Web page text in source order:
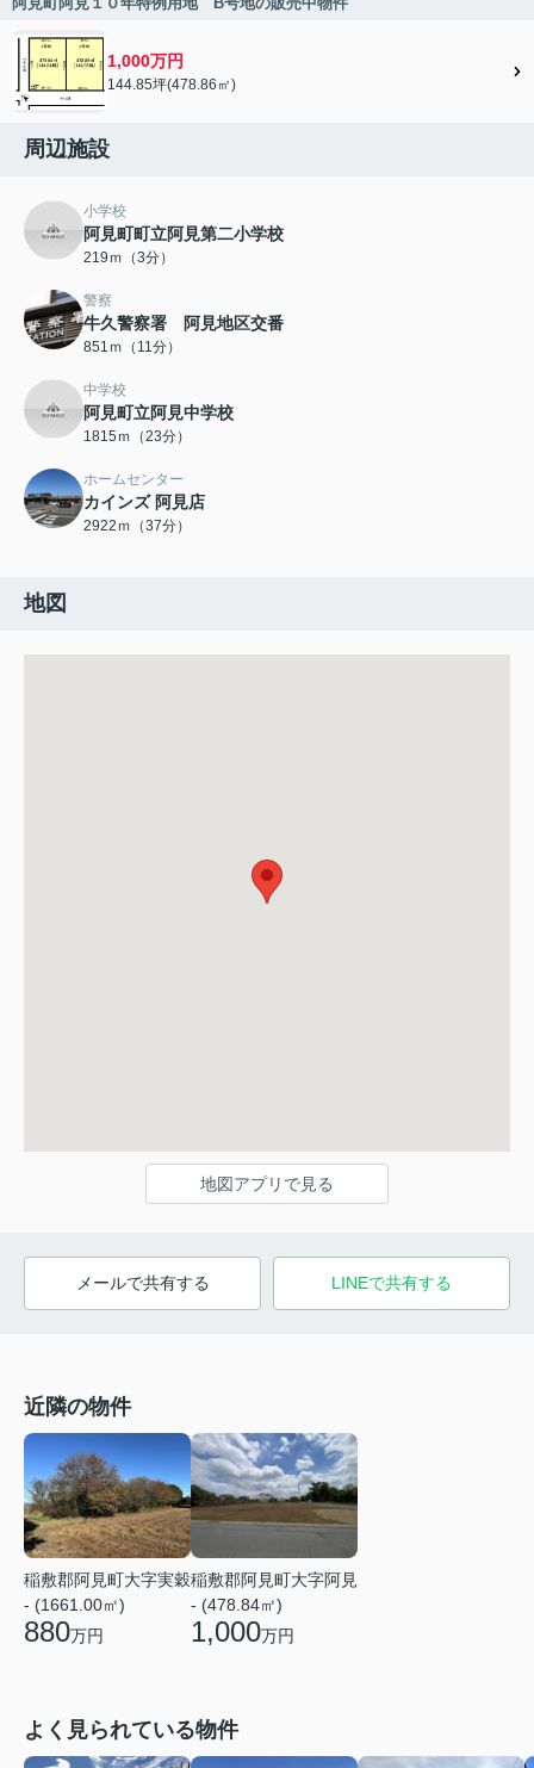
1,000万円
144.85坪(478.86㎡)
周辺施設
小学校
阿見町町立阿見第二小学校
219ｍ（3分）
警察
牛久警察署 阿見地区交番
851ｍ（11分）
中学校
阿見町立阿見中学校
1815ｍ（23分）
ホームセンター
カインズ 阿見店
2922ｍ（37分）
地図
地図アプリで見る
メールで共有する LINEで共有する
近隣の物件
稲敷郡阿見町大字実穀
- (1661.00㎡)
880万円
稲敷郡阿見町大字阿見
- (478.84㎡)
1,000万円
よく見られている物件